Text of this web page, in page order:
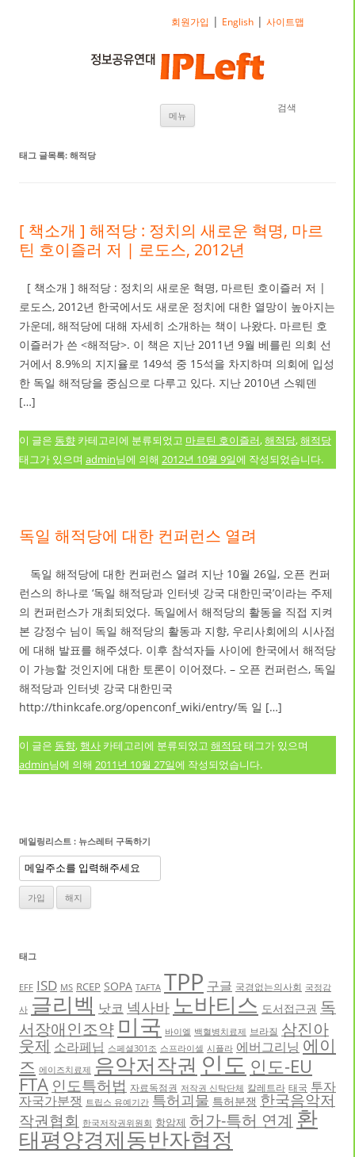
메뉴 내용으로 바로가기검색
회원가입 | English |사이트맵
태그 글목록: 해적당
[ 책소개 ] 해적당 : 정치의 새로운 혁명, 마르
틴 호이즐러 저 | 로도스, 2012년
[ 책소개 ] 해적당 : 정치의 새로운 혁명, 마르틴 호이즐러 저 |
로도스, 2012년 한국에서도 새로운 정치에 대한 열망이 높아지는
가운데, 해적당에 대해 자세히 소개하는 책이 나왔다. 마르틴 호
이즐러가 쓴 <해적당>. 이 책은 지난 2011년 9월 베를린 의회 선
거에서 8.9%의 지지율로 149석 중 15석을 차지하며 의회에 입성
한 독일 해적당을 중심으로 다루고 있다. 지난 2010년 스웨덴
[…]
이 글은 동향 카테고리에 분류되었고 마르틴 호이즐러,해적당,해적당
태그가 있으며 admin님에 의해 2012년 10월 9일에 작성되었습니다.
독일 해적당에 대한 컨퍼런스 열려
독일 해적당에 대한 컨퍼런스 열려 지난 10월 26일, 오픈 컨퍼
런스의 하나로 ‘독일 해적당과 인터넷 강국 대한민국’이라는 주제
의 컨퍼런스가 개최되었다. 독일에서 해적당의 활동을 직접 지켜
본 강정수 님이 독일 해적당의 활동과 지향, 우리사회에의 시사점
에 대해 발표를 해주셨다. 이후 참석자들 사이에 한국에서 해적당
이 가능할 것인지에 대한 토론이 이어졌다. – 오픈 컨퍼런스, 독일
해적당과 인터넷 강국 대한민국
http://thinkcafe.org/openconf_wiki/entry/독 일 […]
이 글은 동향,행사 카테고리에 분류되었고 해적당태그가 있으며
admin님에 의해 2011년 10월 27일에 작성되었습니다.
메일링리스트 : 뉴스레터 구독하기
태그
EFF ISD MS RCEP SOPA TAFTA TPP 구글 국경없는의사회 국정감
사 글리벡 낫코 넥사바 노바티스 도서접근권 독
서장애인조약 미국 바이엘 백혈병치료제 브라질 삼진아
웃제 소라페닙 스페셜301조 스프라이셀 시플라 에버그리닝 에이
즈 에이즈치료제 음악저작권 인도 인도-EU
FTA 인도특허법 자료독점권 저작권 신탁단체 칼레트라 태국 투자
자국가분쟁 트립스 유예기간 특허괴물 특허분쟁 한국음악저
작권협회 한국저작권위원회 항암제 허가-특허 연계 환
태평양경제동반자협정